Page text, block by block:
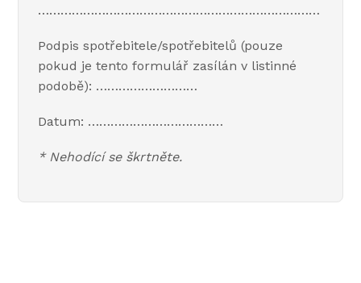
…………………………………………………………………
Podpis spotřebitele/spotřebitelů (pouze
pokud je tento formulář zasílán v listinné
podobě): ………………………
Datum: ………………………………
* Nehodící se škrtněte.